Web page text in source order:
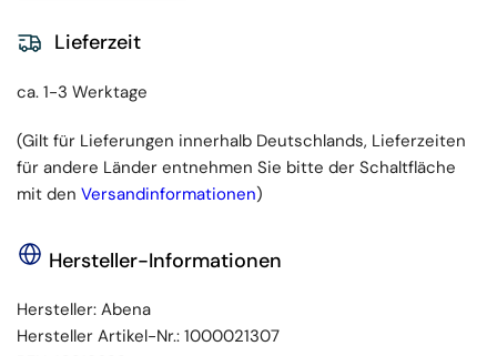
Lieferzeit
ca. 1-3 Werktage
(Gilt für Lieferungen innerhalb Deutschlands, Lieferzeiten
für andere Länder entnehmen Sie bitte der Schaltfläche
mit den Versandinformationen)
Hersteller-Informationen
Hersteller: Abena
Hersteller Artikel-Nr.: 1000021307